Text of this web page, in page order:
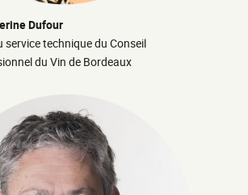
Dufour
service technique du Conseil
du Vin de Bordeaux